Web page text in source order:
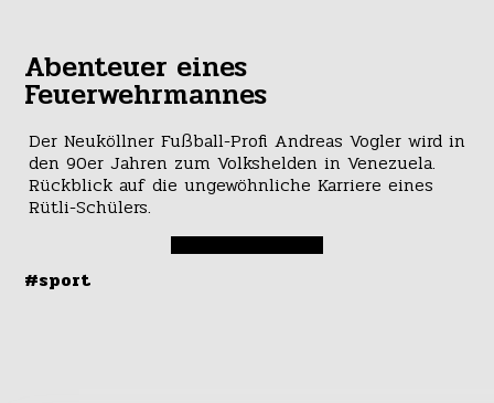
Abenteuer eines
Feuerwehrmannes
Der Neuköllner Fußball-Profi Andreas Vogler wird in
den 90er Jahren zum Volkshelden in Venezuela.
Rückblick auf die ungewöhnliche Karriere eines
Rütli-Schülers.
#sport